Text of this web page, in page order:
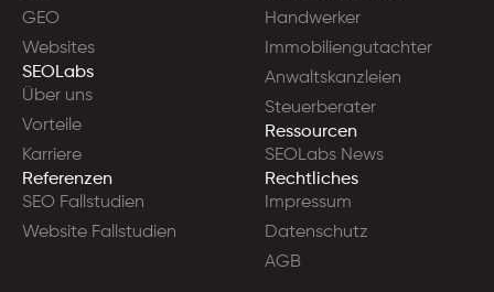
GEO
Websites
SEOLabs
Über uns
Vorteile
Karriere
Referenzen
SEO Fallstudien
Website Fallstudien
Handwerker
Immobiliengutachter
Anwaltskanzleien
Steuerberater
Ressourcen
SEOLabs News
Rechtliches
Impressum
Datenschutz
AGB